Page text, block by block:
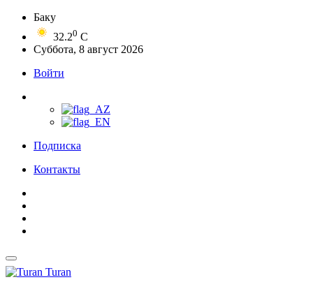
Баку
32.20 C
Суббота, 8 август 2026
Войти
Подписка
Контакты
Turan